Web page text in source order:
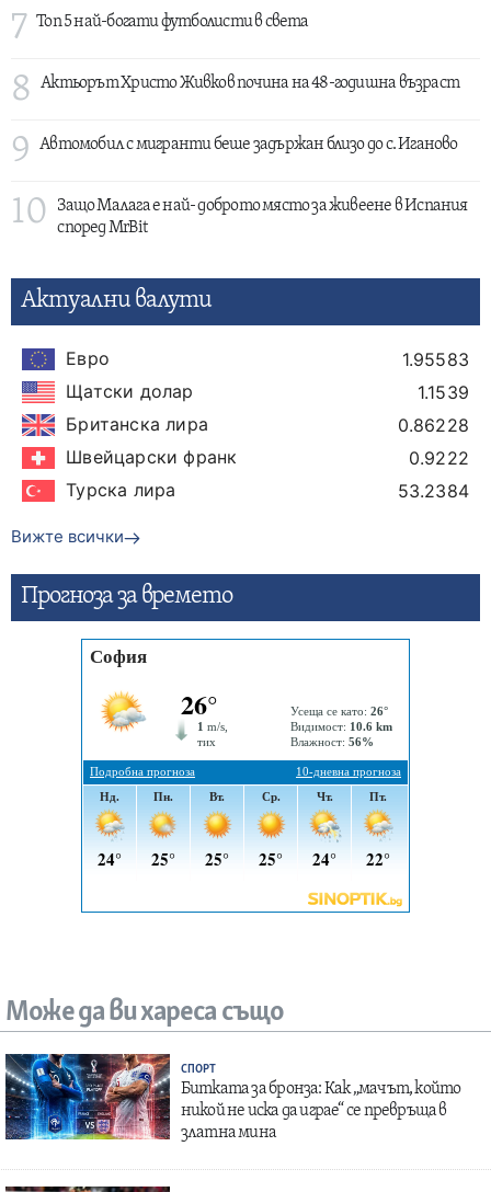
7 Топ 5 най-богати футболисти в света
8 Актьорът Христо Живков почина на 48-годишна възраст
9 Автомобил с мигранти беше задържан близо до с. Иганово
10
Защо Малага е най- доброто място за живеене в Испания
според MrBit
Актуални валути
Евро
1.95583
Щатски долар
1.1539
Британска лира
0.86228
Швейцарски франк
0.9222
Турска лира
53.2384
Вижте всички
Прогнозa за времето
Може да ви хареса също
СПОРТ
Битката за бронза: Как „мачът, който
никой не иска да играе“ се превръща в
златна мина